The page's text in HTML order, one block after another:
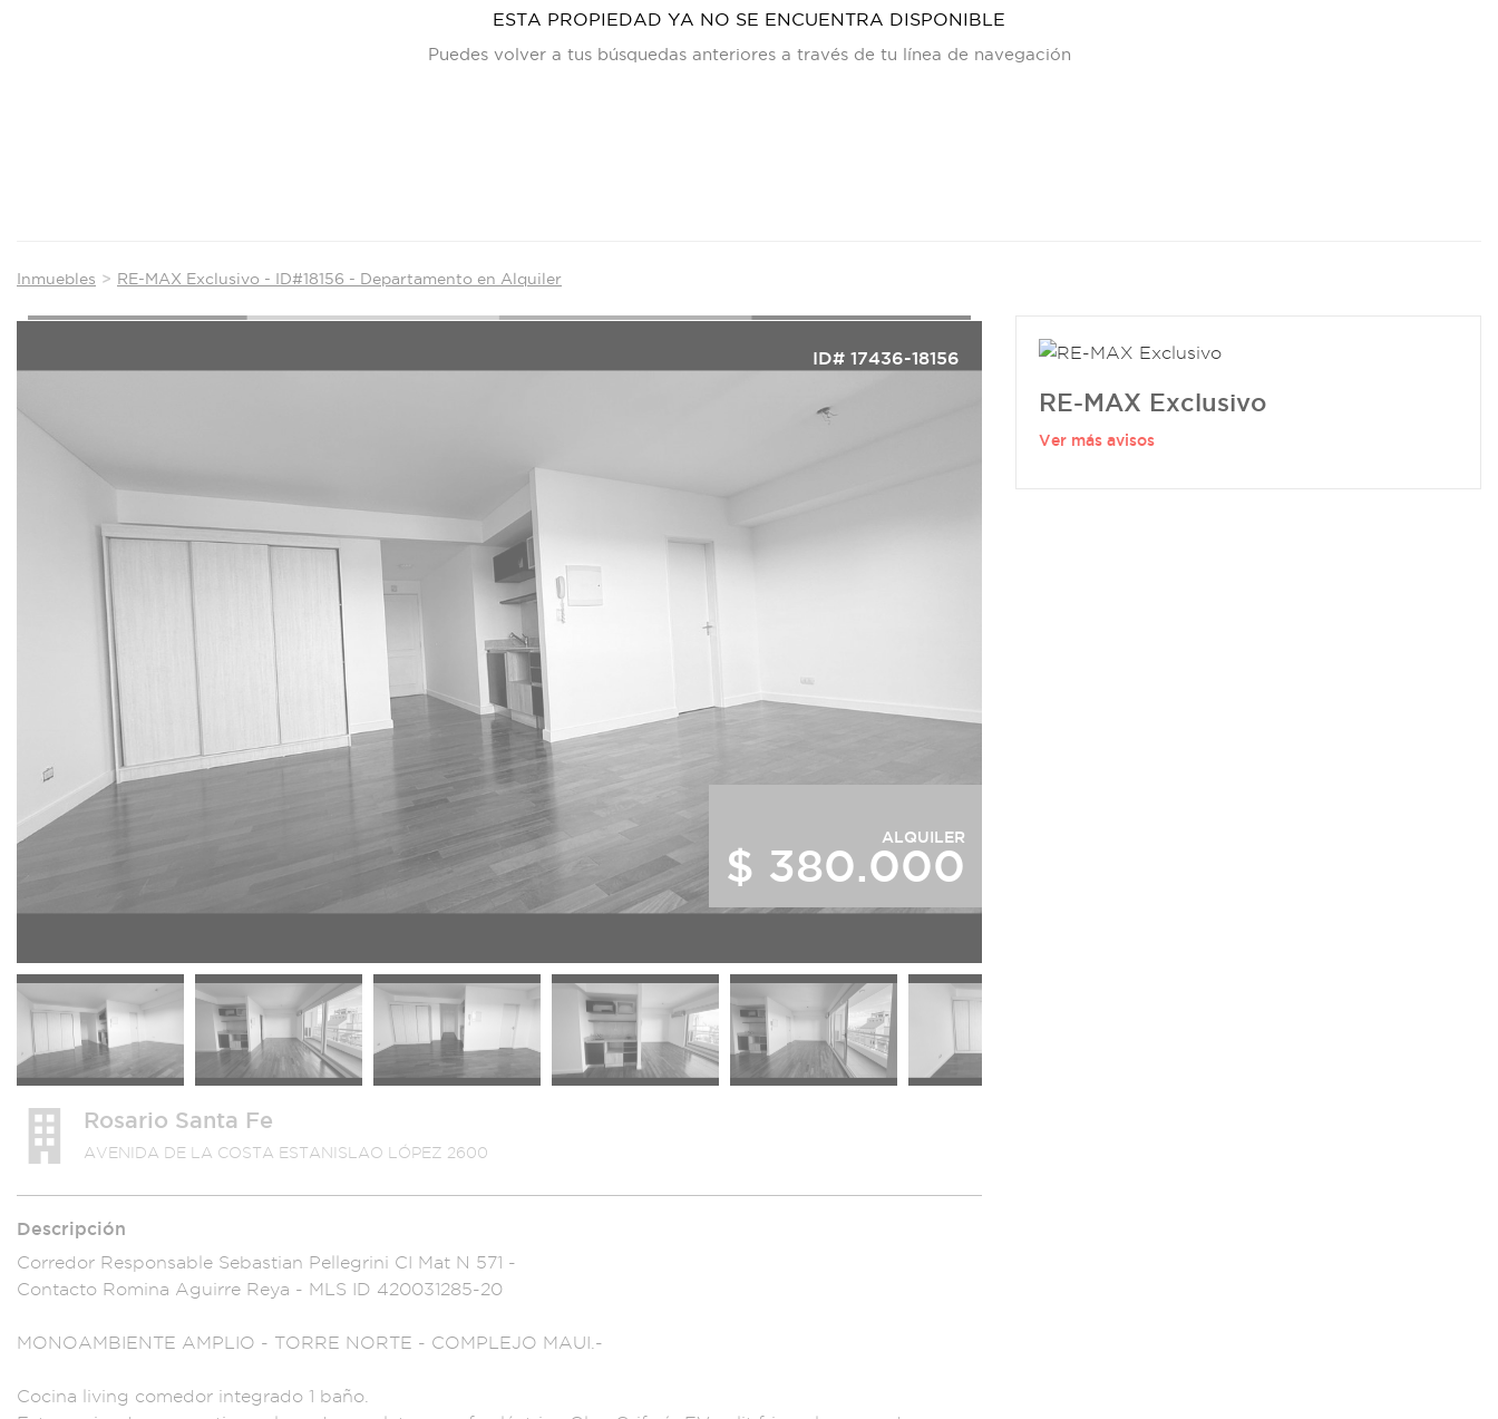
ESTA PROPIEDAD YA NO SE ENCUENTRA DISPONIBLE
Puedes volver a tus búsquedas anteriores a través de tu línea de navegación
Inmuebles RE-MAX Exclusivo - ID#18156 - Departamento en Alquiler
ID# 17436-18156
ALQUILER
$ 380.000
Rosario Santa Fe
AVENIDA DE LA COSTA ESTANISLAO LÓPEZ 2600
Descripción
Corredor Responsab le Sebastian Pellegrini CI Mat N 571 -
Contacto Romina Aguirre Reya - MLS ID 420031285-20
MONOAMBIENTE AMPLIO - TORRE NORTE - COMPLEJO MAUI.-
Cocina living comedor integrado 1 baño.
RE-MAX Exclusivo
Ver más avisos